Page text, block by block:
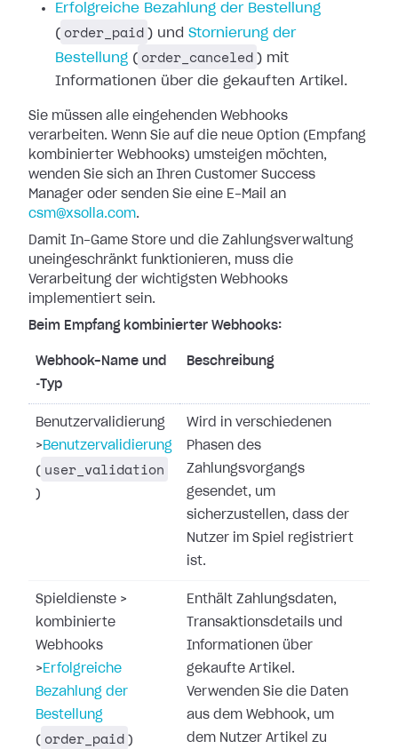
Erfolgreiche Bezahlung der Bestellung
( order_paid ) und Stornierung der
Bestellung ( order_canceled ) mit
Informationen über die gekauften Artikel.
Sie müssen alle eingehenden Webhooks
verarbeiten. Wenn Sie auf die neue Option (Empfang
kombinierter Webhooks) umsteigen möchten,
wenden Sie sich an Ihren Customer Success
Manager oder senden Sie eine E-Mail an
csm@xsolla.com.
Damit In-Game Store und die Zahlungsverwaltung
uneingeschränkt funktionieren, muss die
Verarbeitung der wichtigsten Webhooks
implementiert sein.
Beim Empfang kombinierter Webhooks:
Webhook-Name und
‑Typ
Beschreibung
Benutzervalidierung
> Benutzervalidierung
( user_validation
)
Wird in verschiedenen
Phasen des
Zahlungsvorgangs
gesendet, um
sicherzustellen, dass der
Nutzer im Spiel registriert
ist.
Spieldienste >
kombinierte
Webhooks
> Erfolgreiche
Bezahlung der
Bestellung
( order_paid )
Enthält Zahlungsdaten,
Transaktionsdetails und
Informationen über
gekaufte Artikel.
Verwenden Sie die Daten
aus dem Webhook, um
dem Nutzer Artikel zu